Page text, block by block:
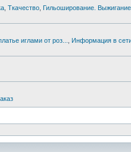
Ткачество Гильоширование.
иглами от роз... Информация в